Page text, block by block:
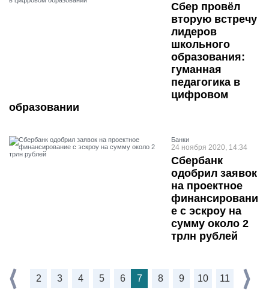
Сбер провёл
вторую встречу
лидеров
школьного
образования:
гуманная
педагогика в
цифровом
образовании
Банки
24 ноября 2020, 14:34
Сбербанк
одобрил заявок
на проектное
финансировани
е с эскроу на
сумму около 2
трлн рублей
2 3 4 5 6 7 8 9 10 11